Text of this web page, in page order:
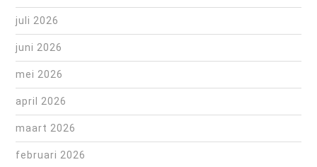
juli 2026
juni 2026
mei 2026
april 2026
maart 2026
februari 2026